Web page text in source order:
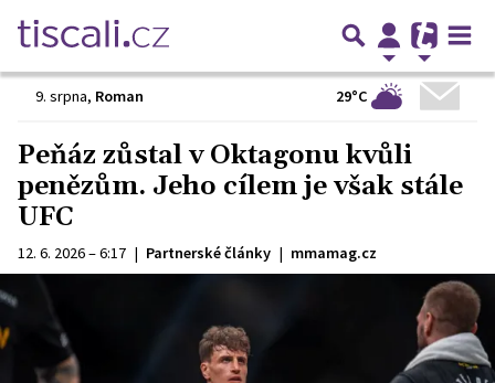
9. srpna, Roman 29°C
Peňáz zůstal v Oktagonu kvůli
penězům. Jeho cílem je však stále
UFC
12. 6. 2026 – 6:17 | Partnerské články | mmamag.cz